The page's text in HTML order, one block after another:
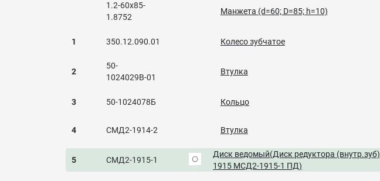
1.2-60x85-
1.8752
Манжета (d=60; D=85; h=10)
1 350.12.090.01 Колесо зубчатое
2
50-
1024029В-01
Втулка
3 50-1024078Б Кольцо
4 СМД2-1914-2 Втулка
5 СМД2-1915-1
Диск ведомый(Диск редуктора (внутр.зуб)
1915 МСД2-1915-1 ПД)